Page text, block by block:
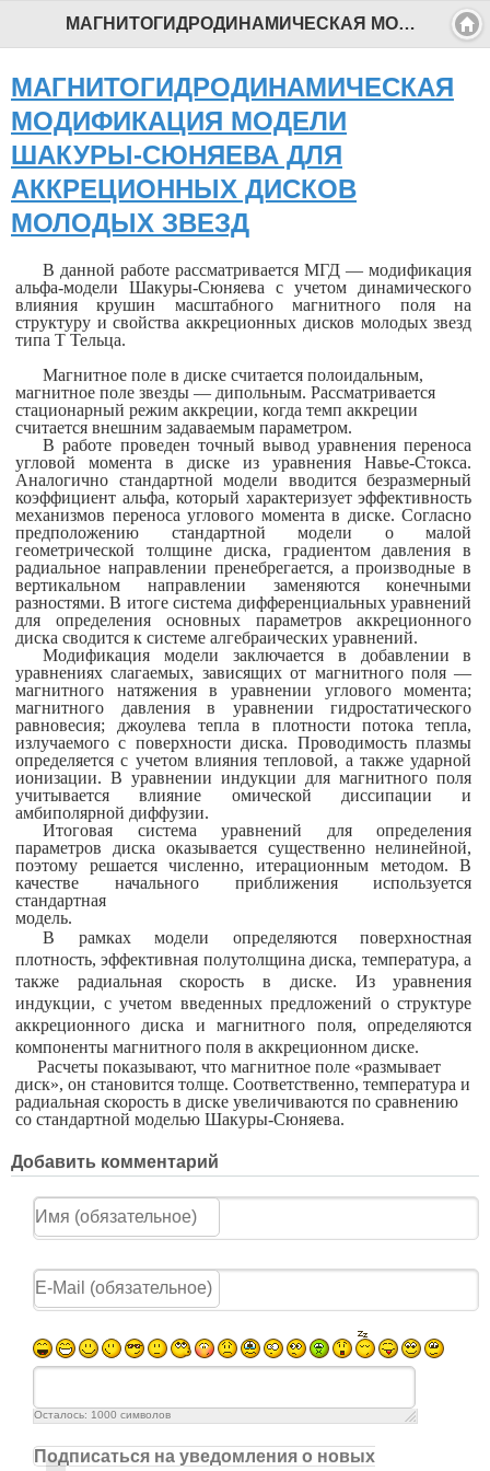
МАГНИТОГИДРОДИНАМИЧЕСКАЯ МОДИФИКАЦИЯ МОДЕЛИ ШАКУРЫ-СЮНЯЕВА ДЛЯ АККРЕЦИОННЫХ ДИСКОВ МОЛОДЫХ ЗВЕЗД - Профессиональный педагог
МАГНИТОГИДРОДИНАМИЧЕСКАЯ
МОДИФИКАЦИЯ МОДЕЛИ
ШАКУРЫ-СЮНЯЕВА ДЛЯ
АККРЕЦИОННЫХ ДИСКОВ
МОЛОДЫХ ЗВЕЗД
В данной работе рассматривается МГД — модификация
альфа-модели Шакуры-Сюняева с учетом динамического
влияния крушин масштабного магнитного поля на
структуру и свойства аккреционных дисков молодых звезд
типа Т Тельца.
Магнитное поле в диске считается полоидальным,
магнитное поле звезды — дипольным. Рассматривается
стационарный режим аккреции, когда темп аккреции
считается внешним задаваемым параметром.
В работе проведен точный вывод уравнения переноса
угловой момента в диске из уравнения Навье-Стокса.
Аналогично стандарт­ной модели вводится безразмерный
коэффициент альфа, который характеризует эффективность
механизмов переноса углового момента в диске. Согласно
предположению стандартной модели о малой
геометрической толщине диска, градиентом давления в
радиальное направлении пренебрегается, а производные в
вертикальном направ­лении заменяются конечными
разностями. В итоге система дифференциальных уравнений
для определения основных параметров аккреционного
диска сводится к системе алгебраических уравнений.
Модификация модели заключается в добавлении в
уравнениях слагаемых, зависящих от магнитного поля —
магнитного натяжения в уравнении углового момента;
магнитного давления в уравнении гидростатического
равновесия; джоулева тепла в плотности потока тепла,
излучаемого с поверхности диска. Проводимость плазмы
оп­ределяется с учетом влияния тепловой, а также ударной
ионизации. В уравнении индукции для магнитного поля
учитывается влияние омической диссипации и
амбиполярной диффузии.
Итоговая система уравнений для определения
параметров диска оказывается существенно нелинейной,
поэтому решаетсячисленно,итерационным методом. В
качестве начального приближения ис­пользуется
стандартная
В рамках модели определяются поверхностная
плотность, эффективная полутолщина диска, температура, а
также радиальная скорость в диске. Из уравнения
индукции, с учетом введенных предложений о структуре
аккреционного диска и магнитного поля, определяются
компоненты магнитного поля в аккреционном диске.
Расчеты показывают, что магнитное поле «размывает
диск», он становится толще. Соответственно, температура и
радиальная скорость в диске увеличиваются по сравнению
со стандартной моделью Шакуры-Сюняева.
Добавить комментарий
Осталось: 1000 символов
Подписаться на уведомления о новых